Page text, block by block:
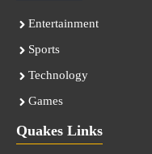
Entertainment
Sports
Technology
Games
Quakes Links